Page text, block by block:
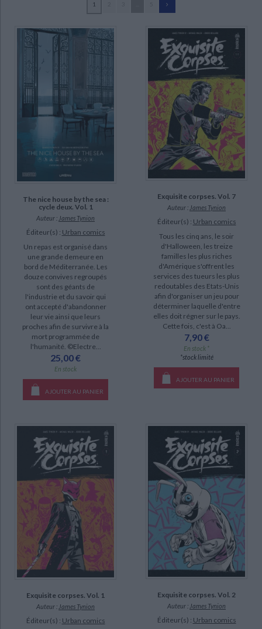
CHARGEMENT...
Critique et histoire littéraire
Classiques scolaires Littérature ancienne et médiévale
Littérature de voyage Audio - Livres lus
Humour
Ecologie - Environnement Religions - Spiritualités
Histoire de France Biographies historiques
Histoire - Généralités Histoire des pays
Histoire ancienne Géographie
Culture scientifique
Le Dain, Maxime (43)
Snyder, Scott (27)
Vicky, Jérôme (24)
Bellaire, Jordie (20)
Davier, Thomas (15)
Dell'Edera, Werther (15)
poche (4)
SÉRIE
Something is killing the children (13)
Exquisite corpses (9)
Batman detective comics (8)
The department of truth (7)
Batman (6)
Batman & les Tortues ninja (6)
New justice (6)
Justice league dark (4)
DISPONIBILITÉ
disponible (64)
epuise (46)
a-paraitre (7)
manquant (3)
1
The nice house by the sea :
cycle deux. Vol. 1
Auteur : James Tynion
Éditeur(s) : Urban comics
Un repas est organisé dans
une grande demeure en
bord de Méditerranée. Les
douze convives regroupés
sont des géants de
l'industrie et du savoir qui
ont accepté d'abandonner
leur vie ainsi que leurs
proches afin de survivre à la
mort programmée de
l'humanité. ©Electre...
25,00 €
En stock
AJOUTER AU PANIER
Exquisite corpses. Vol. 7
Auteur : James Tynion
Éditeur(s) : Urban comics
Tous les cinq ans, le soir
d'Halloween, les treize
familles les plus riches
d'Amérique s'offrent les
services des tueurs les plus
redoutables des Etats-Unis
afin d'organiser un jeu pour
déterminer laquelle d'entre
elles doit régner sur le pays.
Cette fois, c'est à Oa...
7,90 €
En stock *
*stock limité
AJOUTER AU PANIER
Exquisite corpses. Vol. 1
Auteur : James Tynion
Éditeur(s) : Urban comics
Exquisite corpses. Vol. 2
Auteur : James Tynion
Éditeur(s) : Urban comics